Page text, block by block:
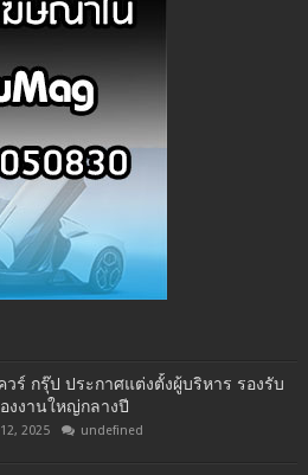
ร์ กรุ๊ป ประกาศแต่งตั้งผู้บริหาร รองรับ
งงานใหญ่กลางปี
2025 undefined